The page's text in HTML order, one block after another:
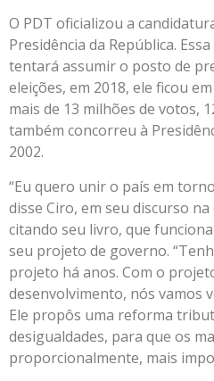
O PDT oficializou a
Presidência da República.
tentará assumir o posto de
eleições, em 2018, ele ficou
mais de 13 milhões de votos,
também concorreu à
2002.
“Eu quero unir o país em
disse Ciro, em seu discurso
citando seu livro, que
seu projeto de governo.
projeto há anos. Com o
desenvolvimento, nós vamos
Ele propôs uma reforma
desigualdades, para que os
proporcionalmente, mais